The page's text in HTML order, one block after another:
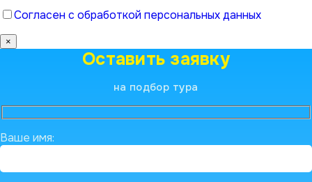
Согласен с обработкой персональных данных
×
Оставить заявку
на подбор тура
Ваше имя: